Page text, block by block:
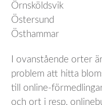
Örnsköldsvik
Östersund
Östhammar
I ovanstående orter
problem att hitta
till online-
och ort i resp.